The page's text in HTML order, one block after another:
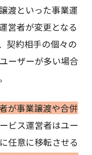
渡といった事業運
営者が変更となる
契約相手の個々の
ーザーが多い場合
が事業譲渡や合併
ビス運営者はユー
任意に移転させる